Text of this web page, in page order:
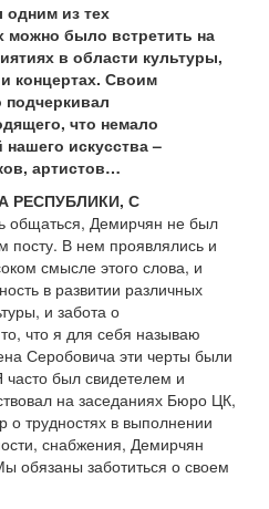
из тех
можно было встретить на
в области культуры,
концертах. Своим
подчеркивал
что немало
искусства –
артистов…
РЕСПУБЛИКИ, С
общаться, Демирчян не был
посту. В нем проявлялись и
смысле этого слова, и
в развитии различных
и забота о
что я для себя называю
Серобовича эти черты были
был свидетелем и
на заседаниях Бюро ЦК,
о трудностях в выполнении
снабжения, Демирчян
обязаны заботиться о своем